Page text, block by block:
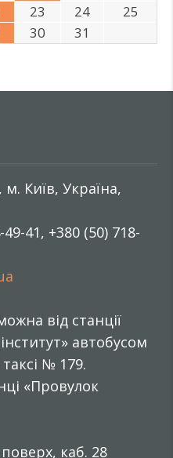
23 24
25
30 31
Київ, Україна,
41, +380 (50) 718-
від станції
автобусом
№ 179.
«Провулок
поверх, каб. 28